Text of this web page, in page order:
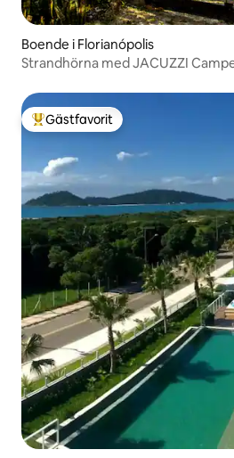
Boende i Florianópolis
Strandhörna med JACUZZI
Populär gästfavorit
Gästfavorit